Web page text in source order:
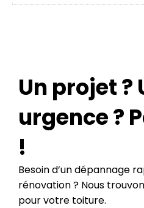
Un projet ?
urgence ?
!
Besoin d’un dépannage
rénovation ? Nous
pour votre toiture.